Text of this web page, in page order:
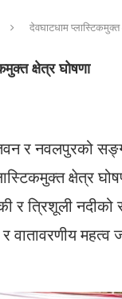
देवघाटधाम प्लास्टिकमुक्त
क्षेत्र घोषणा
र नवलपुरको
क्षेत्र
र त्रिशूली
वातावरणीय महत्व